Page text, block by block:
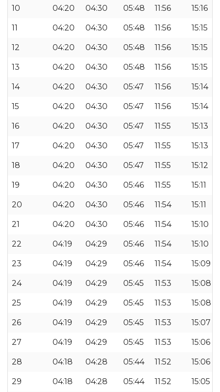
10 04:20 04:30 05:48 11:56 15:16
11 04:20 04:30 05:48 11:56 15:15
12 04:20 04:30 05:48 11:56 15:15
13 04:20 04:30 05:48 11:56 15:15
14 04:20 04:30 05:47 11:56 15:14
15 04:20 04:30 05:47 11:56 15:14
16 04:20 04:30 05:47 11:55 15:13
17 04:20 04:30 05:47 11:55 15:13
18 04:20 04:30 05:47 11:55 15:12
19 04:20 04:30 05:46 11:55 15:11
20 04:20 04:30 05:46 11:54 15:11
21 04:20 04:30 05:46 11:54 15:10
22 04:19 04:29 05:46 11:54 15:10
23 04:19 04:29 05:46 11:54 15:09
24 04:19 04:29 05:45 11:53 15:08
25 04:19 04:29 05:45 11:53 15:08
26 04:19 04:29 05:45 11:53 15:07
27 04:19 04:29 05:45 11:53 15:06
28 04:18 04:28 05:44 11:52 15:06
29 04:18 04:28 05:44 11:52 15:05